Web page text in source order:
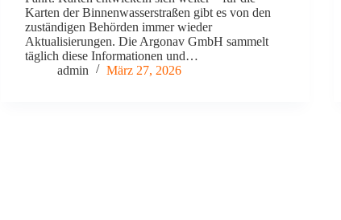
Karten der Binnenwasserstraßen gibt es von den
zuständigen Behörden immer wieder
Aktualisierungen. Die Argonav GmbH sammelt
täglich diese Informationen und…
admin
März 27, 2026